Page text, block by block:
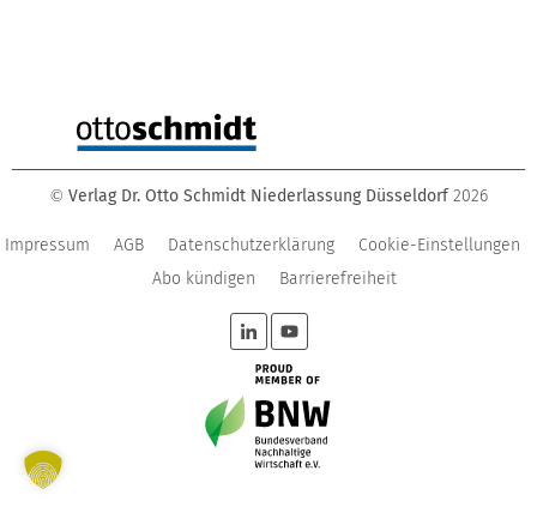
© Verlag Dr. Otto Schmidt Niederlassung Düsseldorf 2026
Impressum AGB Datenschutzerklärung
Cookie-Einstellungen
Abo kündigen
Barrierefreiheit